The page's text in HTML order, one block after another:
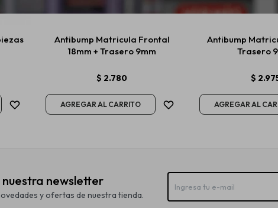
Antibump Matricula Frontal
18mm + Trasero 9mm
$ 2.780
Antibump
Trasero
$
nuestra newsletter
y ofertas de nuestra tienda.